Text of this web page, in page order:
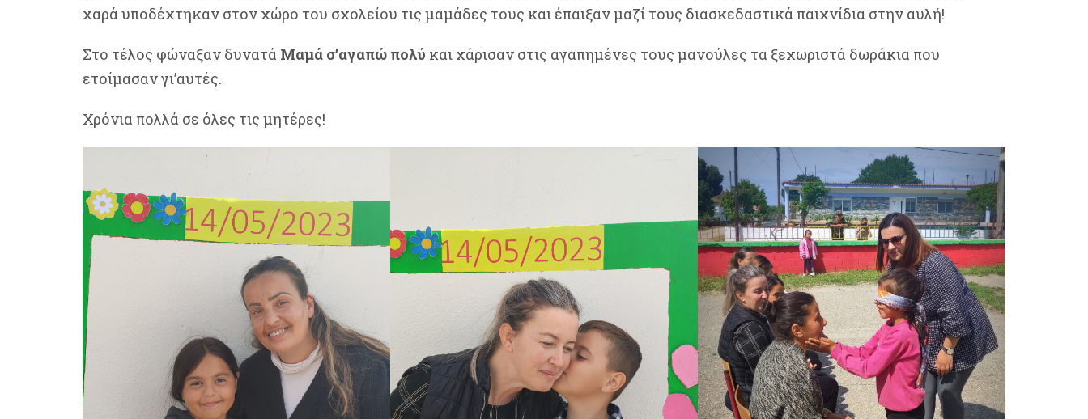
χαρά υποδέχτηκαν στον χώρο του σχολείου τις μαμάδες τους και έπαιξαν μαζί τους διασκεδαστικά παιχνίδια στην αυλή!
Στο τέλος φώναξαν δυνατά Μαμά σ’αγαπώ πολύ και χάρισαν στις αγαπημένες τους μανούλες τα ξεχωριστά δωράκια που
ετοίμασαν γι’αυτές.
Χρόνια πολλά σε όλες τις μητέρες!